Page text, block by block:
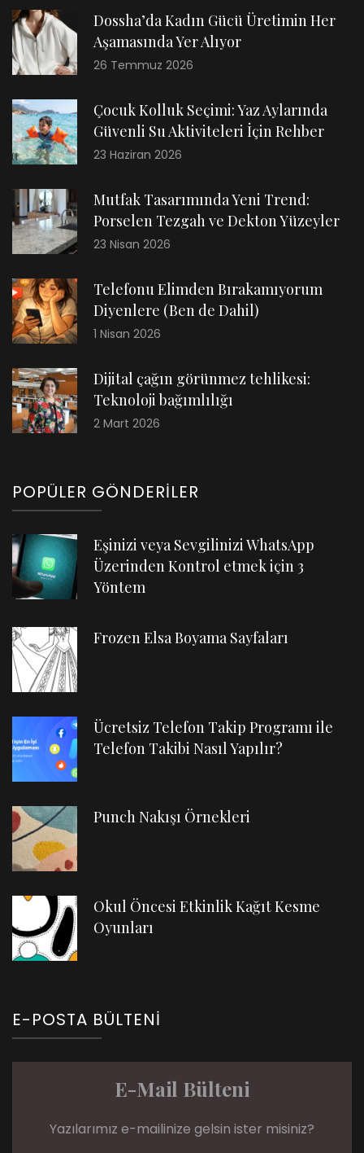
Dossha’da Kadın Gücü Üretimin Her
Aşamasında Yer Alıyor
26 Temmuz 2026
Çocuk Kolluk Seçimi: Yaz Aylarında
Güvenli Su Aktiviteleri İçin Rehber
23 Haziran 2026
Mutfak Tasarımında Yeni Trend:
Porselen Tezgah ve Dekton Yüzeyler
23 Nisan 2026
Telefonu Elimden Bırakamıyorum
Diyenlere (Ben de Dahil)
1 Nisan 2026
Dijital çağın görünmez tehlikesi:
Teknoloji bağımlılığı
2 Mart 2026
POPÜLER GÖNDERILER
Eşinizi veya Sevgilinizi WhatsApp
Üzerinden Kontrol etmek için 3
Yöntem
Frozen Elsa Boyama Sayfaları
Ücretsiz Telefon Takip Programı ile
Telefon Takibi Nasıl Yapılır?
Punch Nakışı Örnekleri
Okul Öncesi Etkinlik Kağıt Kesme
Oyunları
E-POSTA BÜLTENI
E-Mail Bülteni
Yazılarımız e-mailinize gelsin ister misiniz?